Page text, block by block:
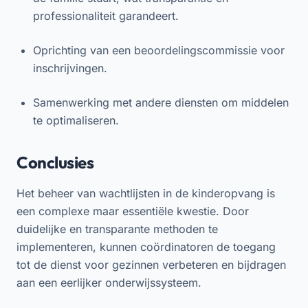
professionaliteit garandeert.
Oprichting van een beoordelingscommissie voor
inschrijvingen.
Samenwerking met andere diensten om middelen
te optimaliseren.
Conclusies
Het beheer van wachtlijsten in de kinderopvang is
een complexe maar essentiële kwestie. Door
duidelijke en transparante methoden te
implementeren, kunnen coördinatoren de toegang
tot de dienst voor gezinnen verbeteren en bijdragen
aan een eerlijker onderwijssysteem.